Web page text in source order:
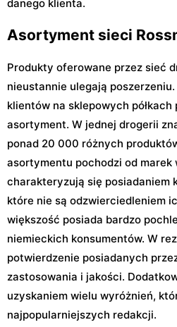
danego klienta.
Asortyment sieci
Produkty oferowane przez sieć
nieustannie ulegają
klientów na sklepowych półkach
asortyment. W jednej drogerii
ponad 20 000 różnych
asortymentu pochodzi od marek
charakteryzują się posiadaniem
które nie są odzwierciedleniem
większość posiada bardzo
niemieckich konsumentów. W
potwierdzenie posiadanych
zastosowania i jakości.
uzyskaniem wielu wyróżnień,
najpopularniejszych redakcji.